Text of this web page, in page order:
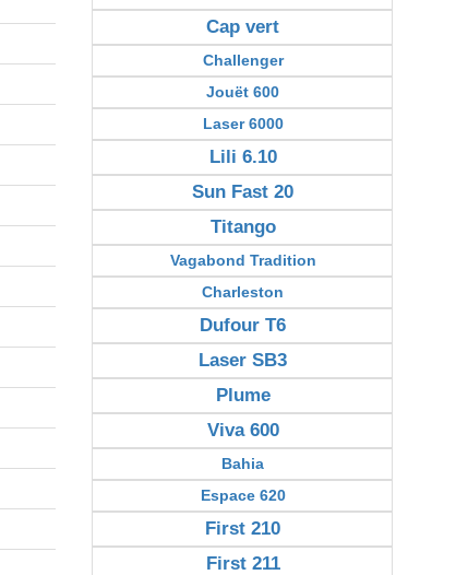
Cap vert
Challenger
Jouët 600
Laser 6000
Lili 6.10
Sun Fast 20
Titango
Vagabond Tradition
Charleston
Dufour T6
Laser SB3
Plume
Viva 600
Bahia
Espace 620
First 210
First 211